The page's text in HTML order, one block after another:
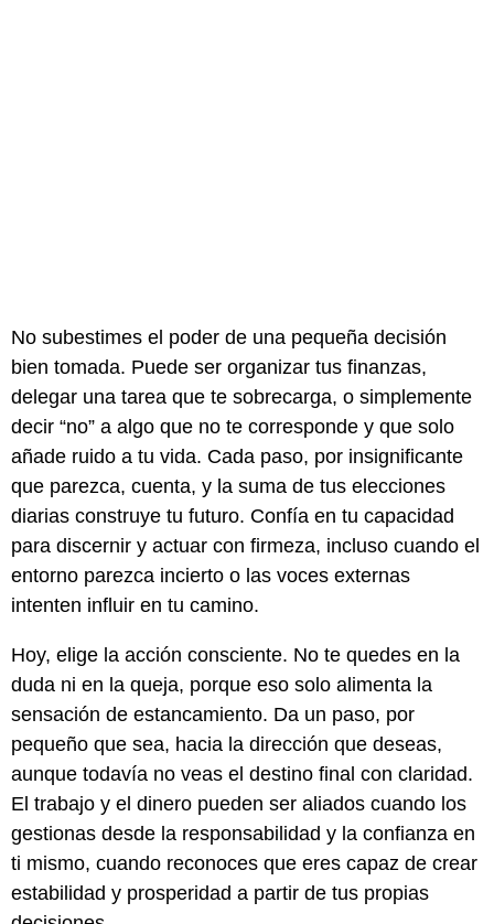
No subestimes el poder de una pequeña decisión
bien tomada. Puede ser organizar tus finanzas,
delegar una tarea que te sobrecarga, o simplemente
decir “no” a algo que no te corresponde y que solo
añade ruido a tu vida. Cada paso, por insignificante
que parezca, cuenta, y la suma de tus elecciones
diarias construye tu futuro. Confía en tu capacidad
para discernir y actuar con firmeza, incluso cuando el
entorno parezca incierto o las voces externas
intenten influir en tu camino.
Hoy, elige la acción consciente. No te quedes en la
duda ni en la queja, porque eso solo alimenta la
sensación de estancamiento. Da un paso, por
pequeño que sea, hacia la dirección que deseas,
aunque todavía no veas el destino final con claridad.
El trabajo y el dinero pueden ser aliados cuando los
gestionas desde la responsabilidad y la confianza en
ti mismo, cuando reconoces que eres capaz de crear
estabilidad y prosperidad a partir de tus propias